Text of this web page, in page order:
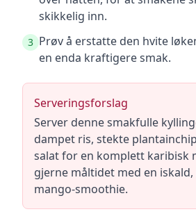
skikkelig inn.
3 Prøv å erstatte den hvite
en enda kraftigere smak.
Serveringsforslag
Server denne smakfulle
dampet ris, stekte
salat for en komplett karibisk
gjerne måltidet med en
mango-smoothie.